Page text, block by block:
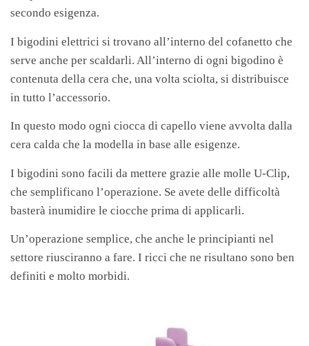
secondo esigenza.
I bigodini elettrici si trovano all’interno del cofanetto che
serve anche per scaldarli. All’interno di ogni bigodino è
contenuta della cera che, una volta sciolta, si distribuisce
in tutto l’accessorio.
In questo modo ogni ciocca di capello viene avvolta dalla
cera calda che la modella in base alle esigenze.
I bigodini sono facili da mettere grazie alle molle U-Clip,
che semplificano l’operazione. Se avete delle difficoltà
basterà inumidire le ciocche prima di applicarli.
Un’operazione semplice, che anche le principianti nel
settore riusciranno a fare. I ricci che ne risultano sono ben
definiti e molto morbidi.